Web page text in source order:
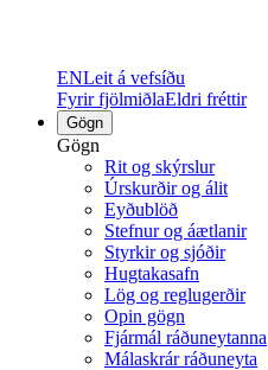
ENLeit á vefsíðu
Fyrir fjölmiðlaEldri fréttir
Gögn
Gögn
Rit og skýrslur
Úrskurðir og álit
Eyðublöð
Stefnur og áætlanir
Styrkir og sjóðir
Hugtakasafn
Lög og reglugerðir
Opin gögn
Fjármál ráðuneytanna
Málaskrár ráðuneyta